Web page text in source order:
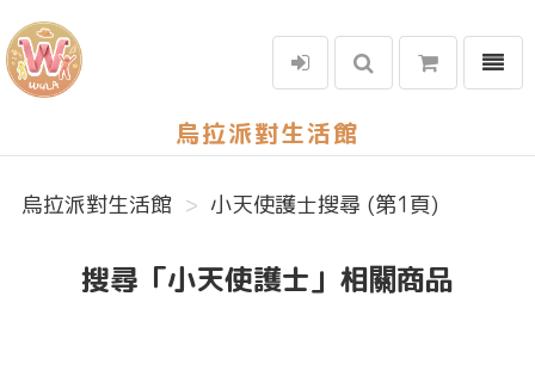
烏拉派對生活館
選單
烏拉派對生活館 小天使護士搜尋 (第1頁)
搜尋「小天使護士」相關商品